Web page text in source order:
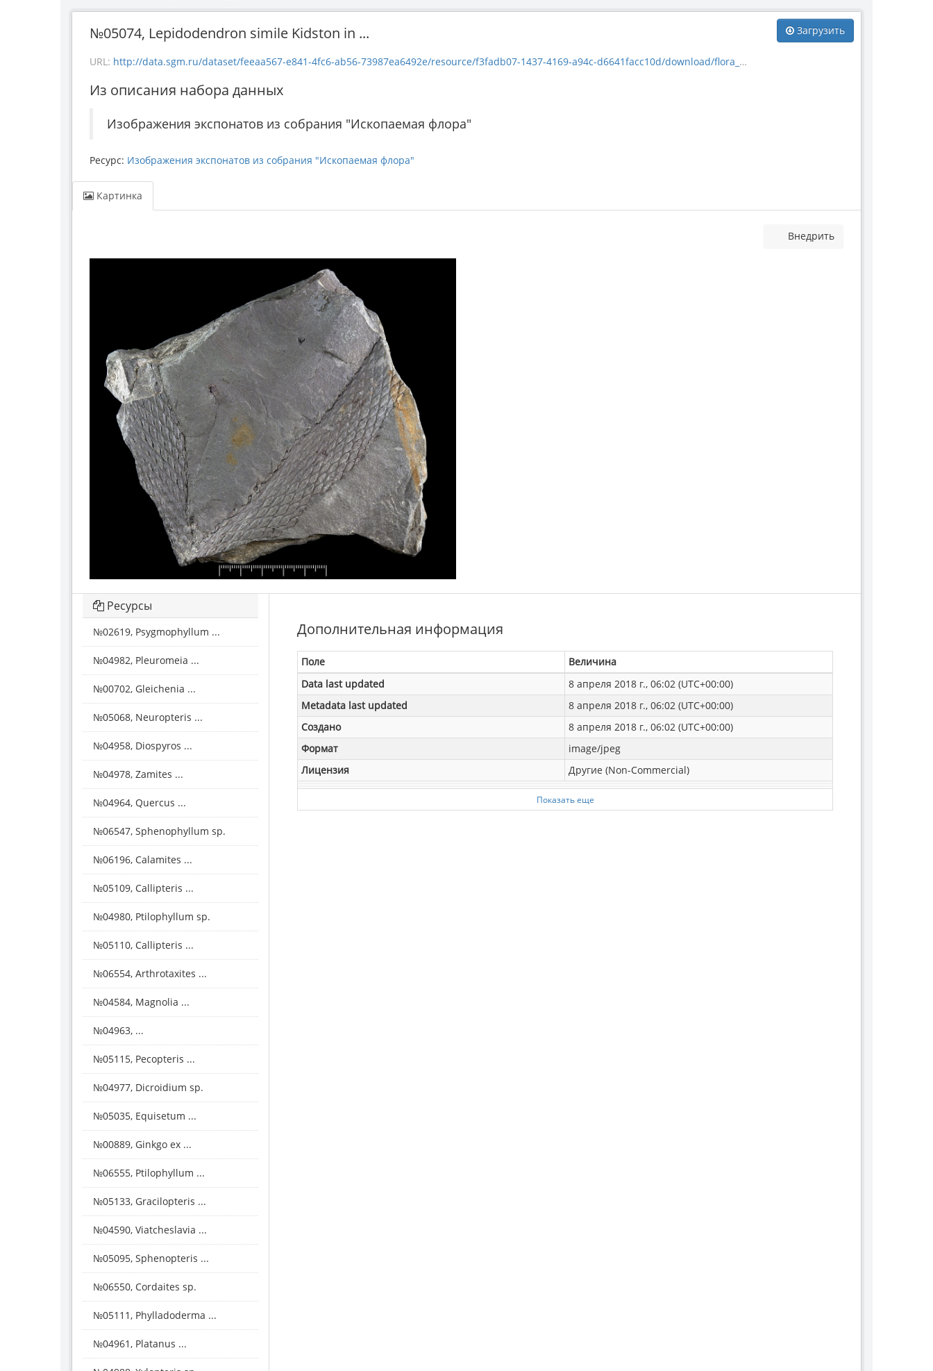
Загрузить
№05074, Lepidodendron simile Kidston in ...
URL: http://data.sgm.ru/dataset/feeaa567-e841-4fc6-ab56-73987ea6492e/resource/f3fadb07-1437-4169-a94c-d6641facc10d/download/flora_5074.jpg
Из описания набора данных
Изображения экспонатов из собрания "Ископаемая флора"
Ресурс: Изображения экспонатов из собрания "Ископаемая флора"
Картинка
Внедрить
Дополнительная информация
Поле
Величина
Data last updated
8 апреля 2018 г., 06:02 (UTC+00:00)
Metadata last updated
8 апреля 2018 г., 06:02 (UTC+00:00)
Создано
8 апреля 2018 г., 06:02 (UTC+00:00)
Формат
image/jpeg
Лицензия
Другие (Non-Commercial)
Показать еще
Ресурсы
№02619, Psygmophyllum ...
№04982, Pleuromeia ...
№00702, Gleichenia ...
№05068, Neuropteris ...
№04958, Diospyros ...
№04978, Zamites ...
№04964, Quercus ...
№06547, Sphenophyllum sp.
№06196, Calamites ...
№05109, Callipteris ...
№04980, Ptilophyllum sp.
№05110, Callipteris ...
№06554, Arthrotaxites ...
№04584, Magnolia ...
№04963, ...
№05115, Pecopteris ...
№04977, Dicroidium sp.
№05035, Equisetum ...
№00889, Ginkgo ex ...
№06555, Ptilophyllum ...
№05133, Gracilopteris ...
№04590, Viatcheslavia ...
№05095, Sphenopteris ...
№06550, Cordaites sp.
№05111, Phylladoderma ...
№04961, Platanus ...